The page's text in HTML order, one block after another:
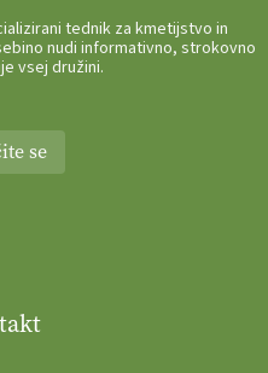
tednik za kmetijstvo in
nudi informativno, strokovno
vsej družini.
se